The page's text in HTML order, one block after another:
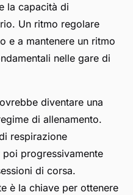
la capacità di
Un ritmo regolare
e a mantenere un ritmo
nelle gare di
diventare una
di allenamento.
respirazione
progressivamente
di corsa.
è la chiave per ottenere